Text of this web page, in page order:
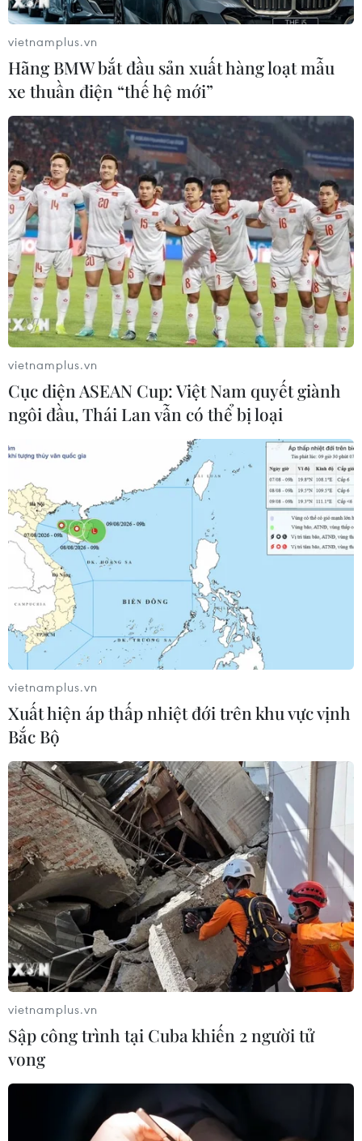
TIN CÙNG CHUYÊN MỤC
vietnamplus.vn
Hãng BMW bắt đầu sản xuất hàng loạt mẫu
xe thuần điện “thế hệ mới”
vietnamplus.vn
Cục diện ASEAN Cup: Việt Nam quyết giành
ngôi đầu, Thái Lan vẫn có thể bị loại
vietnamplus.vn
Xuất hiện áp thấp nhiệt đới trên khu vực vịnh
Bắc Bộ
vietnamplus.vn
Sập công trình tại Cuba khiến 2 người tử
vong